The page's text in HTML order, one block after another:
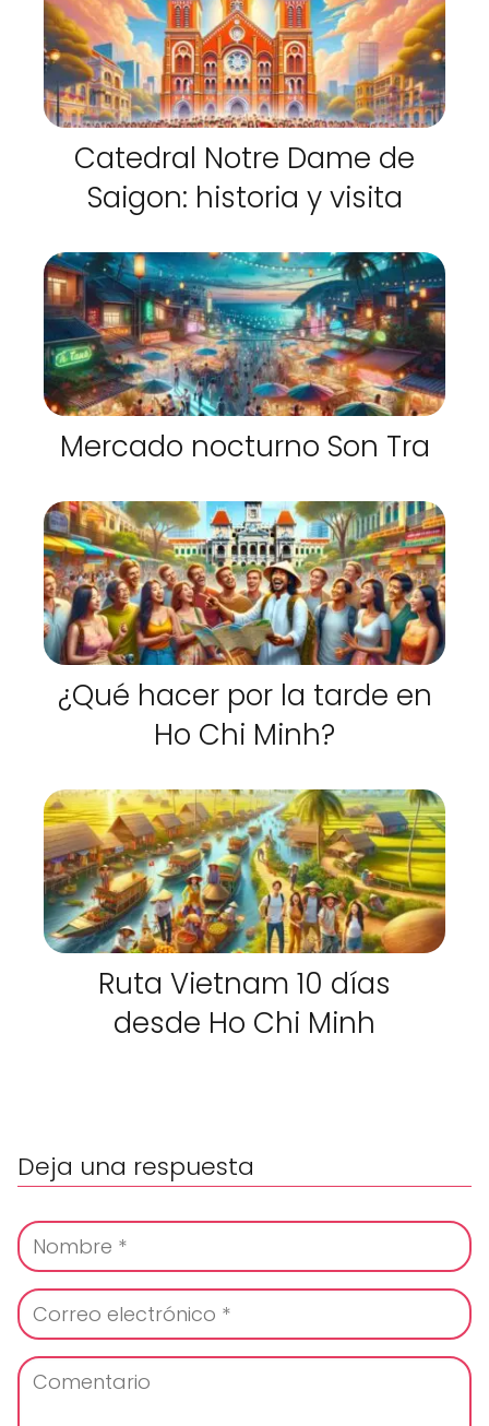
Catedral Notre Dame de
Saigon: historia y visita
Mercado nocturno Son Tra
¿Qué hacer por la tarde en
Ho Chi Minh?
Ruta Vietnam 10 días
desde Ho Chi Minh
Deja una respuesta